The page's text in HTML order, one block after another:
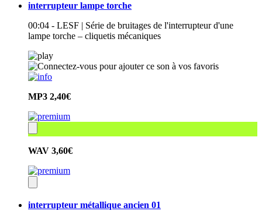
interrupteur lampe torche
00:04 - LESF | Série de bruitages de l'interrupteur d'une
lampe torche – cliquetis mécaniques
MP3 2,40€
WAV 3,60€
interrupteur métallique ancien 01